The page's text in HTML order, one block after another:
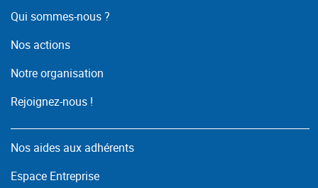
Qui sommes-nous ?
Nos actions
Notre organisation
Rejoignez-nous !
Nos aides aux adhérents
Espace Entreprise